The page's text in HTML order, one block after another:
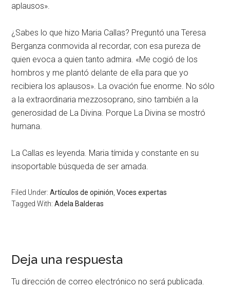
aplausos».
¿Sabes lo que hizo Maria Callas? Preguntó una Teresa
Berganza conmovida al recordar, con esa pureza de
quien evoca a quien tanto admira. «Me cogió de los
hombros y me plantó delante de ella para que yo
recibiera los aplausos». La ovación fue enorme. No sólo
a la extraordinaria mezzosoprano, sino también a la
generosidad de La Divina. Porque La Divina se mostró
humana.
La Callas es leyenda. Maria tímida y constante en su
insoportable búsqueda de ser amada.
Filed Under:Artículos de opinión ,Voces expertas
Tagged With:Adela Balderas
Deja una respuesta
Tu dirección de correo electrónico no será publicada.